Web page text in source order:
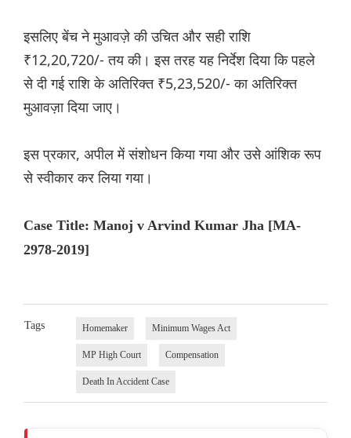
इसलिए बेंच ने मुआवज़े की उचित और सही राशि
₹12,20,720/- तय की। इस तरह यह निर्देश दिया कि पहले
से दी गई राशि के अतिरिक्त ₹5,23,520/- का अतिरिक्त
मुआवज़ा दिया जाए।
इस प्रकार, अपील में संशोधन किया गया और उसे आंशिक रूप
से स्वीकार कर लिया गया।
Case Title: Manoj v Arvind Kumar Jha [MA-
2978-2019]
Tags Homemaker Minimum Wages Act
MP High Court Compensation
Death In Accident Case